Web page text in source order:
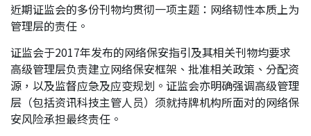
近期证监会的多份刊物均贯彻一项主题：网络韧性本质上为
管理层的责任。
证监会于2017年发布的网络保安指引及其相关刊物均要求
高级管理层负责建立网络保安框架、批准相关政策、分配资
源，以及监督应急及应变规划。证监会亦明确强调高级管理
层（包括资讯科技主管人员）须就持牌机构所面对的网络保
安风险承担最终责任。